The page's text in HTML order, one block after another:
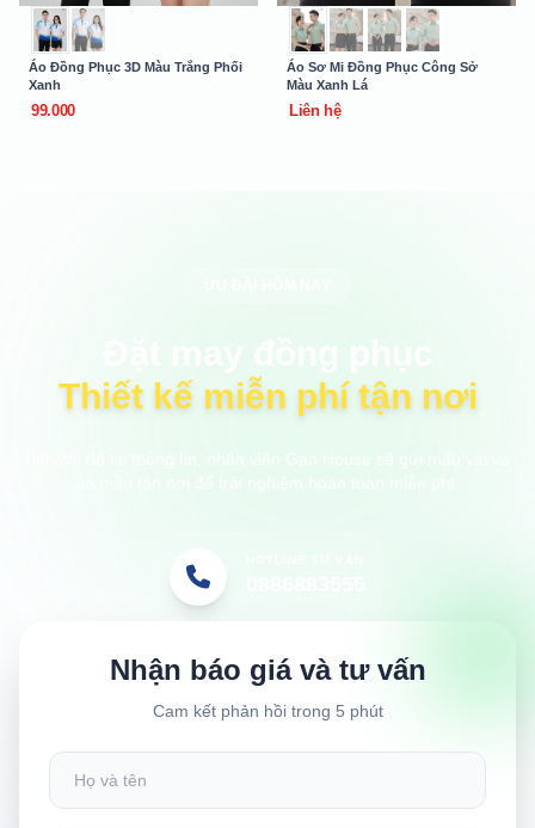
Áo Đồng Phục 3D Màu Trắng Phối
Xanh
99.000
Áo Sơ Mi Đồng Phục Công Sở
Màu Xanh Lá
Liên hệ
Thiết kế miễn phí tận nơi
Nhận báo giá và tư vấn
Cam kết phản hồi trong 5 phút